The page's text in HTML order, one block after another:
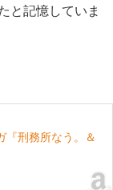
と記憶していま
刑務所なう。＆